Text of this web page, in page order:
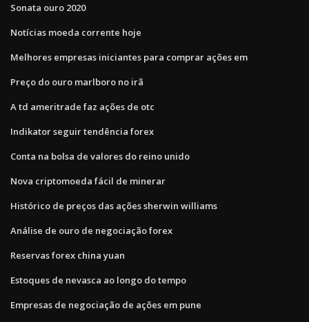
Sonata ouro 2020
Notícias moeda corrente hoje
Melhores empresas iniciantes para comprar ações em
Preço do ouro marlboro no irã
A td ameritrade faz ações de otc
Indikator seguir tendência forex
Conta na bolsa de valores do reino unido
Nova criptomoeda fácil de minerar
Histórico de preços das ações sherwin williams
Análise de ouro de negociação forex
Reservas forex china yuan
Estoques de nevasca ao longo do tempo
Empresas de negociação de ações em pune